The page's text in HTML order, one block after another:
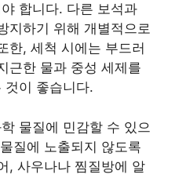
합니다. 다른 보석과
지하기 위해 개별적으로
한, 세척 시에는 부드러
근한 물과 중성 세제를
것이 좋습니다.
물질에 민감할 수 있으
질에 노출되지 않도록
, 사우나나 찜질방에 알